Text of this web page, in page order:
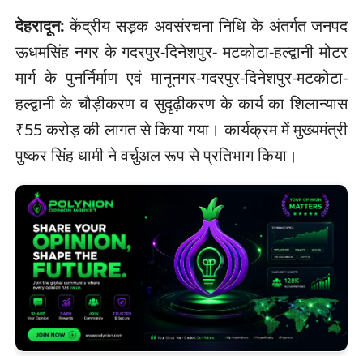
देहरादून: केंद्रीय सड़क अवसंरचना निधि के अंतर्गत जनपद
ऊधमसिंह नगर के गदरपुर-दिनेशपुर- मटकोटा-हल्द्वानी मोटर
मार्ग के पुनर्निर्माण एवं मानूनगर-गदरपुर-दिनेशपुर-मटकोटा-
हल्द्वानी के चौड़ीकरण व सुदृढ़ीकरण के कार्य का शिलान्यास
₹55 करोड़ की लागत से किया गया। कार्यक्रम में मुख्यमंत्री
पुष्कर सिंह धामी ने वर्चुअल रूप से प्रतिभाग किया।